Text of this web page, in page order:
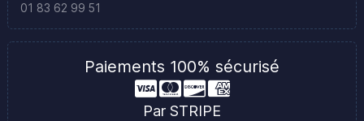
01 83 62 99 51
Paiements 100% sécurisé
Par STRIPE